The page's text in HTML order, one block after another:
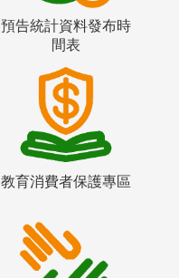
預告統計資料發布時
間表
教育消費者保護專區